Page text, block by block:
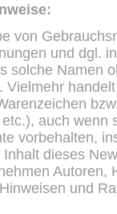
von
und dgl.
solche Namen
Vielmehr
auch wenn
vorbehalten,
dieses
Autoren,
und